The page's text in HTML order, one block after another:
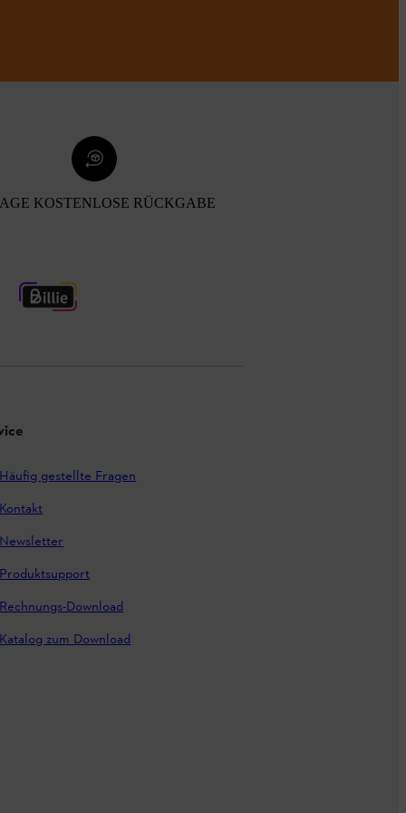
KOSTENLOSE RÜCKGABE
Häufig gestellte Fragen
Kontakt
Newsletter
Produktsupport
Rechnungs-Download
Katalog zum Download